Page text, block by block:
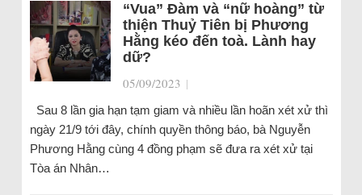
“Vua” Đàm và “nữ hoàng” từ
thiện Thuỷ Tiên bị Phương
Hằng kéo đến toà. Lành hay
dữ?
05/09/2023 |
Sau 8 lần gia hạn tạm giam và nhiều lần hoãn xét xử thì
ngày 21/9 tới đây, chính quyền thông báo, bà Nguyễn
Phương Hằng cùng 4 đồng phạm sẽ đưa ra xét xử tại
Tòa án Nhân…